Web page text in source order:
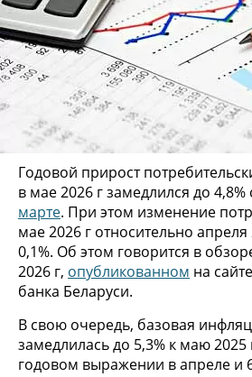
Годовой прирост
в мае 2026 г замедлился до 4,8%
марте. При этом изменение
мае 2026 г относительно апреля
0,1%. Об этом говорится в
2026 г, опубликованном на
банка Беларуси.
В свою очередь, базовая
замедлилась до 5,3% к маю 2025
годовом выражении в апреле и